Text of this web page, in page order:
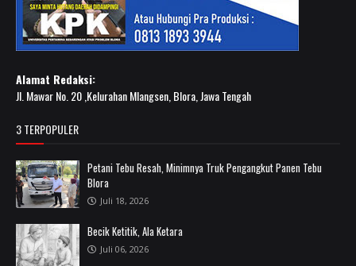
Alamat Redaksi:
Jl. Mawar No. 20 ,Kelurahan Mlangsen, Blora, Jawa Tengah
3 TERPOPULER
Petani Tebu Resah, Minimnya Truk Pengangkut Panen Tebu
Blora
Juli 18, 2026
Becik Ketitik, Ala Ketara
Juli 06, 2026